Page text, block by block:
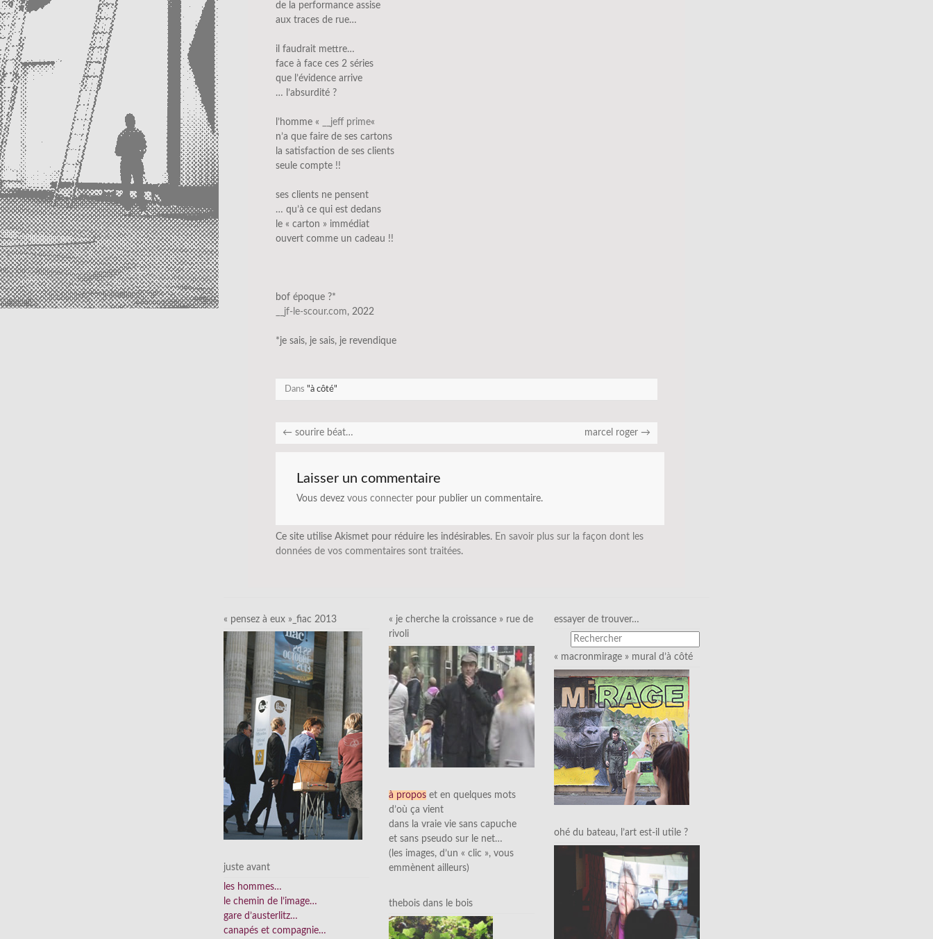
de la performance assise
aux traces de rue…
il faudrait mettre…
face à face ces 2 séries
que l’évidence arrive
… l’absurdité ?
l’homme « __jeff prime«
n’a que faire de ses cartons
la satisfaction de ses clients
seule compte !!
ses clients ne pensent
… qu’à ce qui est dedans
le « carton » immédiat
ouvert comme un cadeau !!
bof époque ?*
__jf-le-scour.com, 2022
*je sais, je sais, je revendique
Dans "à côté"
← sourire béat… marcel roger →
Laisser un commentaire
Vous devez vous connecter pour publier un commentaire.
Ce site utilise Akismet pour réduire les indésirables. En savoir plus sur la façon dont les
données de vos commentaires sont traitées.
« pensez à eux »_fiac 2013
juste avant
les hommes…
le chemin de l’image…
gare d’austerlitz…
canapés et compagnie…
« je cherche la croissance » rue de
rivoli
à propos et en quelques mots
d’où ça vient
dans la vraie vie sans capuche
et sans pseudo sur le net…
(les images, d’un « clic », vous
emmènent ailleurs)
thebois dans le bois
essayer de trouver…
« macronmirage » mural d’à côté
ohé du bateau, l’art est-il utile ?